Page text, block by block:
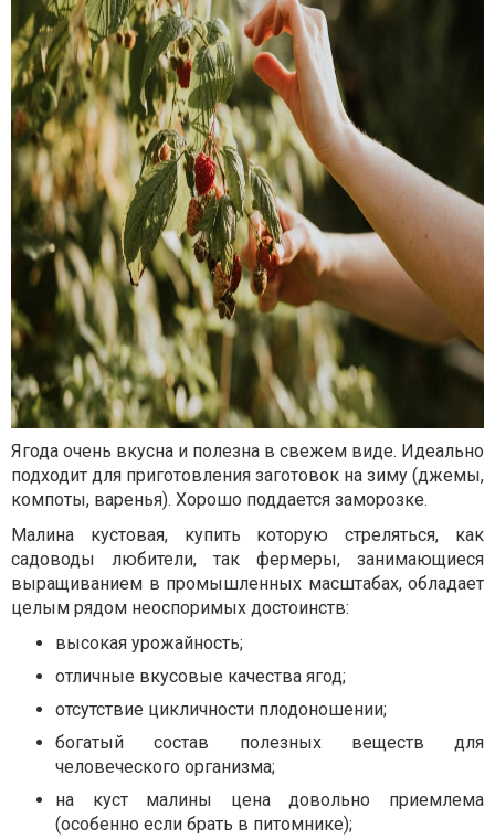
Ягода очень вкусна и полезна в свежем виде. Идеально
подходит для приготовления заготовок на зиму (джемы,
компоты, варенья). Хорошо поддается заморозке.
Малина кустовая, купить которую стреляться, как
садоводы любители, так фермеры, занимающиеся
выращиванием в промышленных масштабах, обладает
целым рядом неоспоримых достоинств:
высокая урожайность;
отличные вкусовые качества ягод;
отсутствие цикличности плодоношении;
богатый состав полезных веществ для
человеческого организма;
на куст малины цена довольно приемлема
(особенно если брать в питомнике);